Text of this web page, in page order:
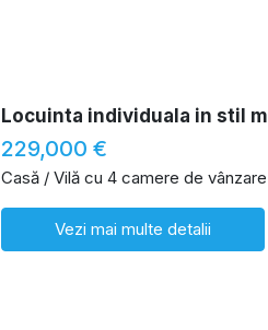
Locuinta individuala in stil
229,000 €
Casă / Vilă cu 4 camere de vânzare
Vezi mai multe detalii